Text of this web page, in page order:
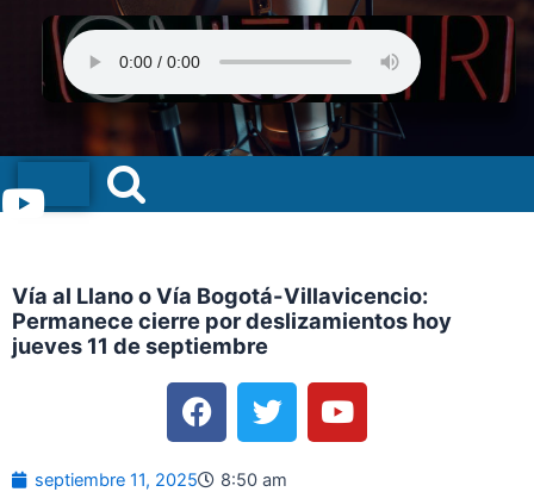
Menu
Vía al Llano o Vía Bogotá-Villavicencio:
Permanece cierre por deslizamientos hoy
jueves 11 de septiembre
F
a
c
e
T
w
i
t
Y
o
u
septiembre 11, 2025 8:50 am